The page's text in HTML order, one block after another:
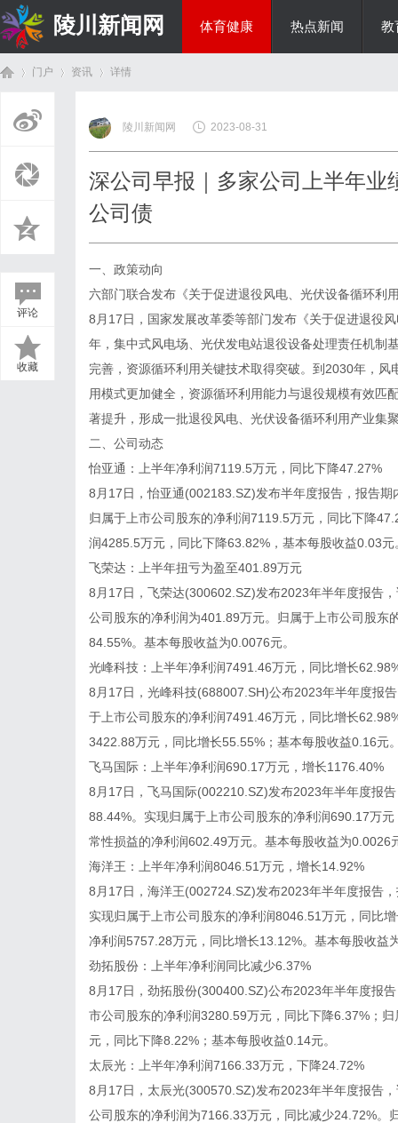
陵川新闻网 体育健康 热点新闻 教
门户 资讯
›
详情
评论
收藏
陵川新闻网 2023-08-31
深公司早报｜多家公司上半年
公司债
一、政策动向
六部门联合发布《关于促进退役风电、光伏设备循环利
8月17日，国家发展改革委等部门发布《关于促进退役
年，集中式风电场、光伏发电站退役设备处理责任机制
完善，资源循环利用关键技术取得突破。到2030年，
用模式更加健全，资源循环利用能力与退役规模有效匹
著提升，形成一批退役风电、光伏设备循环利用产业集
二、公司动态
怡亚通：上半年净利润7119.5万元，同比下降47.27%
8月17日，怡亚通(002183.SZ)发布半年度报告，报告
归属于上市公司股东的净利润7119.5万元，同比下降
润4285.5万元，同比下降63.82%，基本每股收益0.03元
飞荣达：上半年扭亏为盈至401.89万元
8月17日，飞荣达(300602.SZ)发布2023年半年度报告
公司股东的净利润为401.89万元。归属于上市公司股
84.55%。基本每股收益为0.0076元。
光峰科技：上半年净利润7491.46万元，同比增长
8月17日，光峰科技(688007.SH)公布2023年半年度报
于上市公司股东的净利润7491.46万元，同比增长
3422.88万元，同比增长55.55%；基本每股收益0.16元
飞马国际：上半年净利润690.17万元，增长1176.40%
8月17日，飞马国际(002210.SZ)发布2023年半年度报
88.44%。实现归属于上市公司股东的净利润690.17万
常性损益的净利润602.49万元。基本每股收益为0.0026
海洋王：上半年净利润8046.51万元，增长14.92%
8月17日，海洋王(002724.SZ)发布2023年半年度报告
实现归属于上市公司股东的净利润8046.51万元，同比
净利润5757.28万元，同比增长13.12%。基本每股收益
劲拓股份：上半年净利润同比减少6.37%
8月17日，劲拓股份(300400.SZ)公布2023年半年度报
市公司股东的净利润3280.59万元，同比下降6.37%；
元，同比下降8.22%；基本每股收益0.14元。
太辰光：上半年净利润7166.33万元，下降24.72%
8月17日，太辰光(300570.SZ)发布2023年半年度报告
公司股东的净利润为7166.33万元，同比减少24.72%